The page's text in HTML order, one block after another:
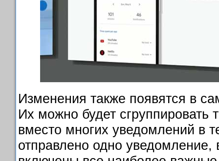
Изменения также появятся в
Их можно будет сгруппировать
вместо многих уведомлений в
отправлено одно уведомление,